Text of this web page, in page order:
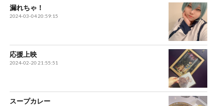
漏れちゃ！
2024-03-04 20:59:15
応援上映
2024-02-20 21:55:51
スープカレー